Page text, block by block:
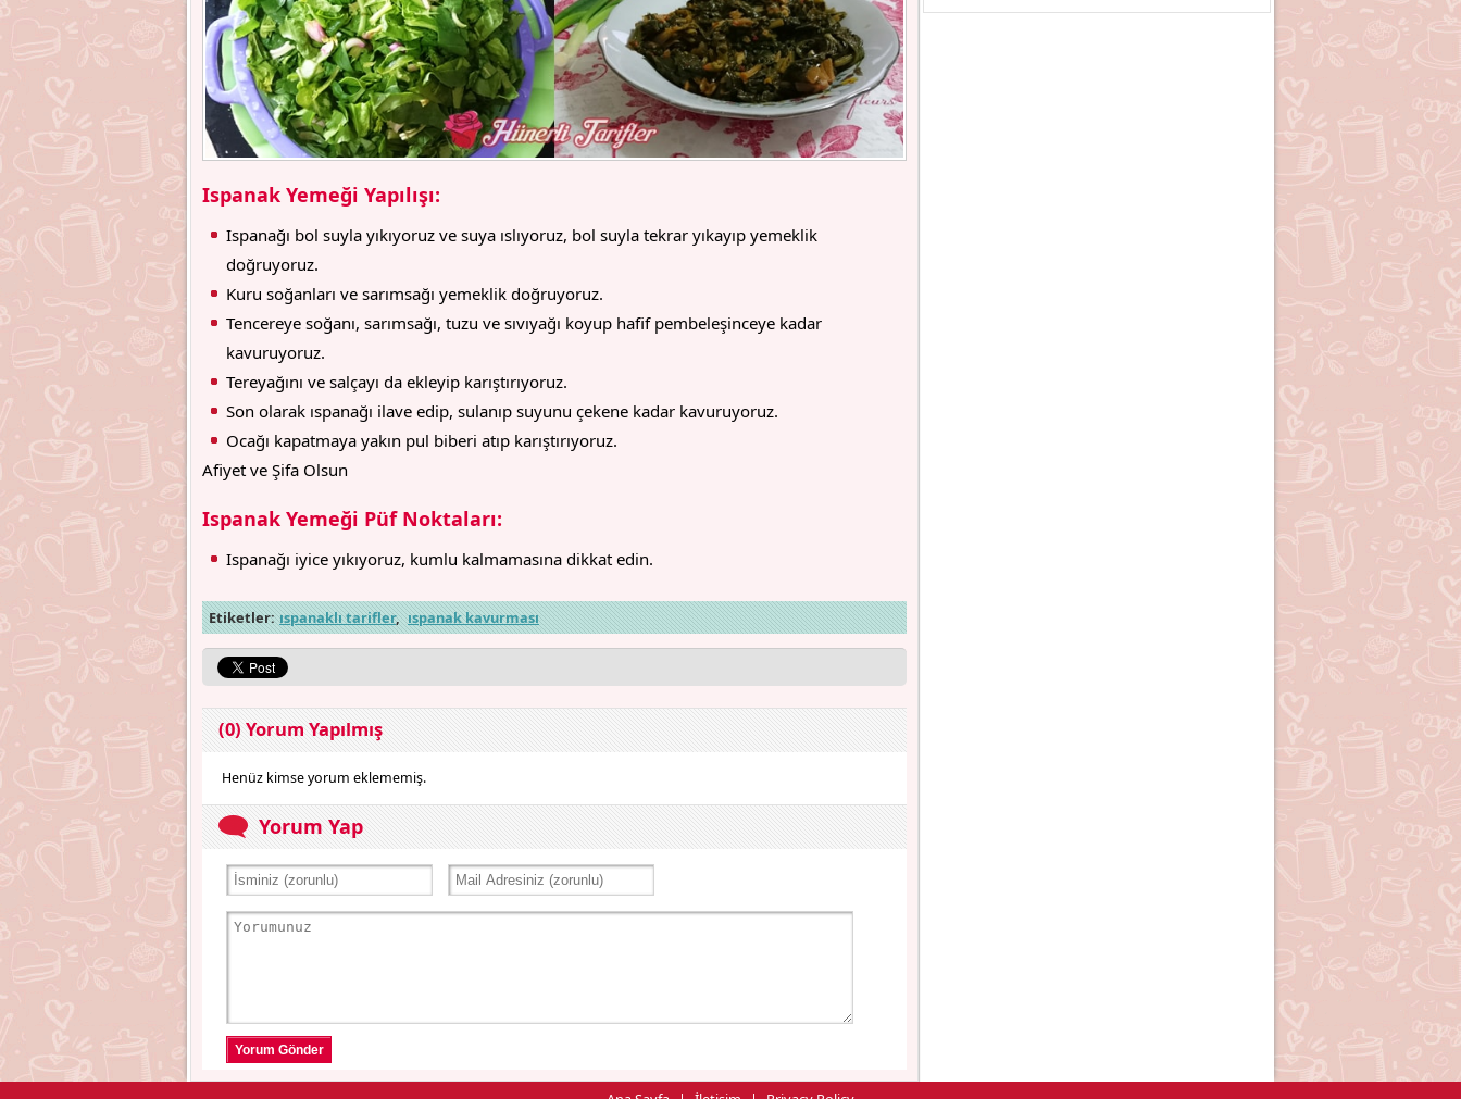
Ispanak Yemeği Yapılışı:
Ispanağı bol suyla yıkıyoruz ve suya ıslıyoruz, bol suyla tekrar yıkayıp yemeklik
doğruyoruz.
Kuru soğanları ve sarımsağı yemeklik doğruyoruz.
Tencereye soğanı, sarımsağı, tuzu ve sıvıyağı koyup hafif pembeleşinceye kadar
kavuruyoruz.
Tereyağını ve salçayı da ekleyip karıştırıyoruz.
Son olarak ıspanağı ilave edip, sulanıp suyunu çekene kadar kavuruyoruz.
Ocağı kapatmaya yakın pul biberi atıp karıştırıyoruz.
Afiyet ve Şifa Olsun
Ispanak Yemeği Püf Noktaları:
Ispanağı iyice yıkıyoruz, kumlu kalmamasına dikkat edin.
Etiketler: ıspanaklı tarifler, ıspanak kavurması
(0) Yorum Yapılmış
Henüz kimse yorum eklememiş.
Yorum Yap
Yorum Gönder